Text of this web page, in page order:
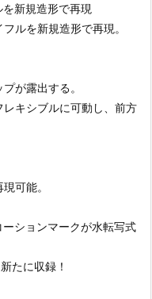
新規造形で再現
ルを新規造形で再現。
が露出する。
キシブルに可動し、前方
可能。
ションマークが水転写式
たに収録！